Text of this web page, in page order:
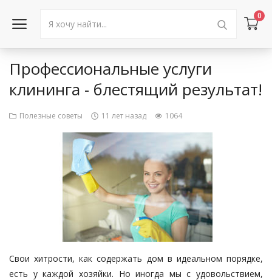
0
Войти в аккаунт
Объявления
Город: Колумбус
Профессиональные услуги
клининга - блестящий результат!
Полезные советы 11 лет назад 1064
Свои хитрости, как содержать дом в идеальном порядке,
есть у каждой хозяйки. Но иногда мы с удовольствием,